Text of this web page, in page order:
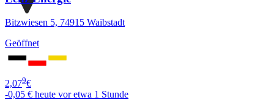
Bitzwiesen 5, 74915 Waibstadt
Geöffnet
2,079€
-0,05 € heute vor etwa 1 Stunde